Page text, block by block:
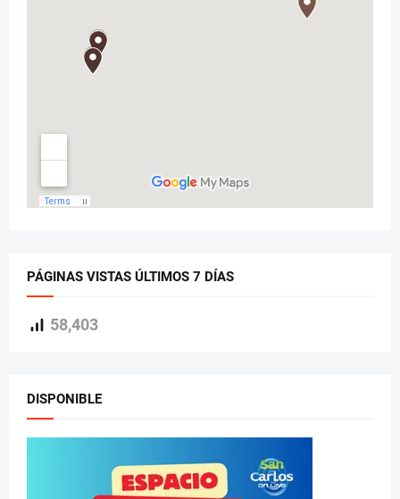
PÁGINAS VISTAS ÚLTIMOS 7 DÍAS
58,403
DISPONIBLE